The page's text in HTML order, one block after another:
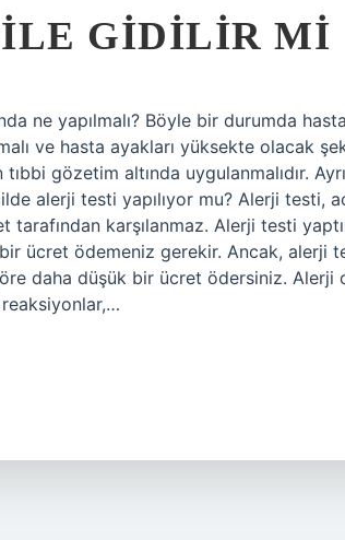
GIDILIR MI
ne yapılmalı? Böyle bir durumda
ve hasta ayakları yüksekte olacak
gözetim altında uygulanmalıdır.
alerji testi yapılıyor mu? Alerji testi,
karşılanmaz. Alerji testi
ücret ödemeniz gerekir. Ancak, alerji
daha düşük bir ücret ödersiniz. Alerji